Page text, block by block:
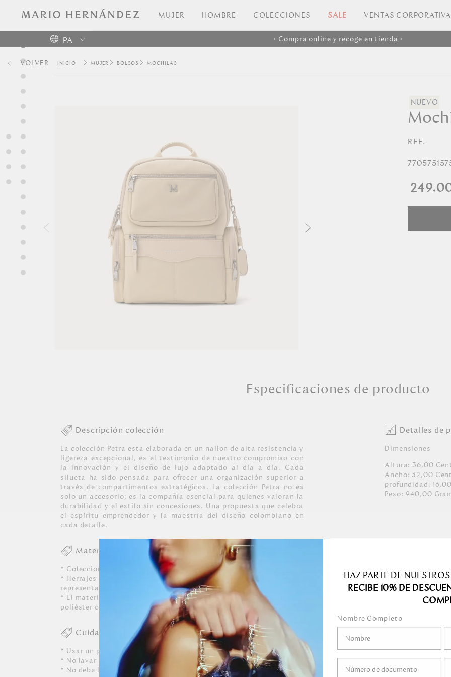
MUJER HOMBRE COLECCIONES SALE VENTAS
PA
Colombia
• Compra online y recoge en tienda •
VOLVER MUJER BOLSOS MOCHILAS
REF.
Especificaciones de producto
Descripción colección
La colección Petra esta elaborada en un nailon de alta resistencia y
ligereza excepcional, es el testimonio de nuestro compromiso con
la innovación y el diseño de lujo adaptado al día a día. Cada
silueta ha sido pensada para ofrecer una organización superior a
través de compartimentos estratégicos. La colección Petra no es
solo un accesorio; es la compañía esencial para quienes valoran la
durabilidad y el estilo sin concesiones. Una propuesta que celebra
el espíritu emprendedor y la maestría del diseño colombiano en
cada detalle.
Materiales
* Coleccion de nylon.
* Herrajes en zamac con acabados en color oro claro y detalles
representativos de la marca Mario Hernandez.
* El material de los modelos que llevan forro su material es 100%
poliéster con recubrimiento impermeable.
Cuidados
* Usar un paño blanco limpio ligeramente húmedo.
* No lavar a máquina, ni usar detergentes. No mojar.
* No debe limpiarse, ni dejarle caer perfumes, gel ni ningún líquido
Detalles de
Dimensiones
Altura:36,00
Ancho:32,00
profundidad: 16,00
Peso: 940,00
HAZ PARTE DE
RECIBE 10% DE
Nombre Completo